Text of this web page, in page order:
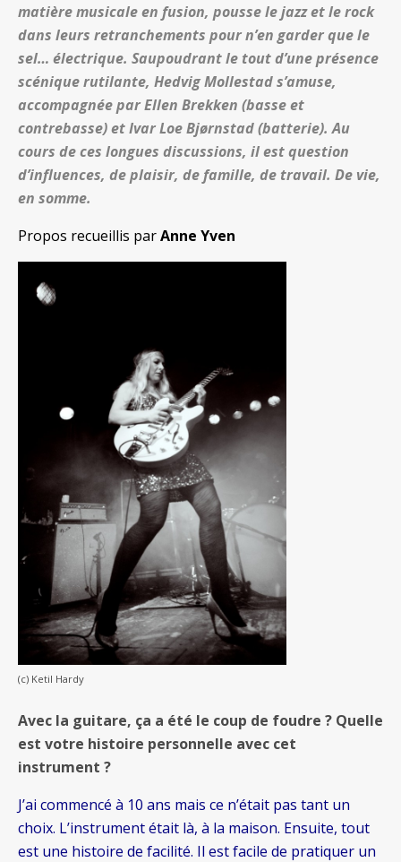
matière musicale en fusion, pousse le jazz et le rock
dans leurs retranchements pour n’en garder que le
sel… électrique. Saupoudrant le tout d’une présence
scénique rutilante, Hedvig Mollestad s’amuse,
accompagnée par Ellen Brekken (basse et
contrebasse) et Ivar Loe Bjørnstad (batterie). Au
cours de ces longues discussions, il est question
d’influences, de plaisir, de famille, de travail. De vie,
en somme.
Propos recueillis parAnne Yven
(c) Ketil Hardy
Avec la guitare, ça a été le coup de foudre ? Quelle
est votre histoire personnelle avec cet
instrument ?
J’ai commencé à 10 ans mais ce n’était pas tant un
choix. L’instrument était là, à la maison. Ensuite, tout
est une histoire de facilité. Il est facile de pratiquer un